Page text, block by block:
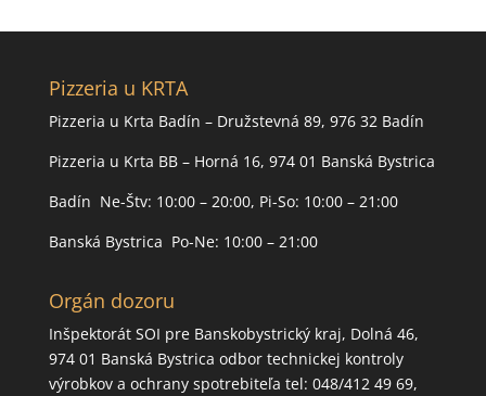
Pizzeria u KRTA
Pizzeria u Krta Badín – Družstevná 89, 976 32 Badín
Pizzeria u Krta BB – Horná 16, 974 01 Banská Bystrica
Badín Ne-Štv: 10:00 – 20:00, Pi-So: 10:00 – 21:00
Banská Bystrica Po-Ne: 10:00 – 21:00
Orgán dozoru
Inšpektorát SOI pre Banskobystrický kraj, Dolná 46,
974 01 Banská Bystrica odbor technickej kontroly
výrobkov a ochrany spotrebiteľa tel: 048/412 49 69,